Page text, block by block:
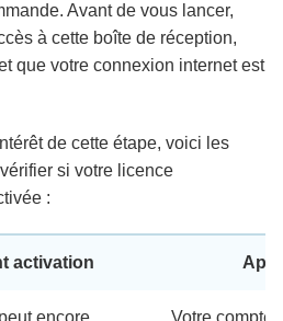
Avant de vous lancer,
à cette boîte de réception,
que votre connexion internet est
de cette étape, voici les
si votre licence
:
activation
encore
Votre compte